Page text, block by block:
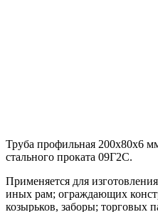
Труба профильная 200х80х6
стального проката 09Г2С.
Применяется для
иных рам; ограждающих
козырьков, заборы; торговых